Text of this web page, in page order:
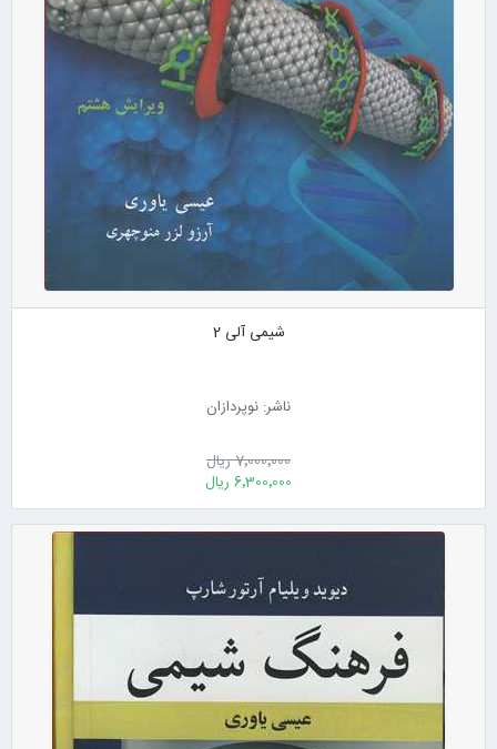
شیمی آلی 2
ناشر: نوپردازان
7٬000٬000 ریال
6٬300٬000 ریال